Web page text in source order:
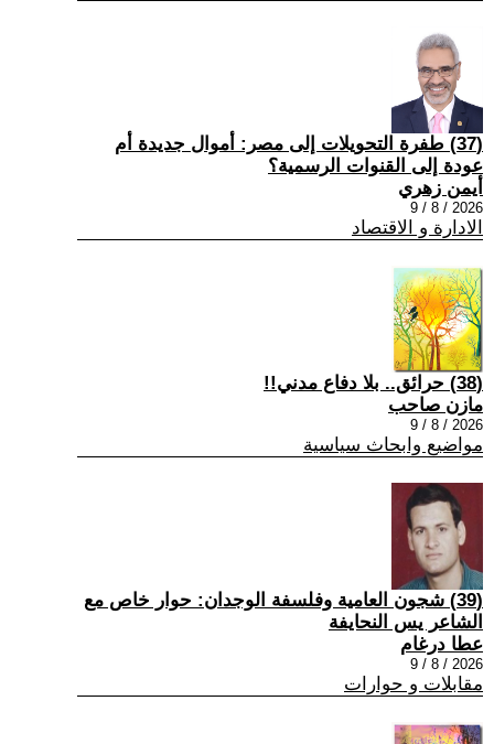
(37) طفرة التحويلات إلى مصر: أموال جديدة أم
عودة إلى القنوات الرسمية؟
أيمن زهري
2026 / 8 / 9
الادارة و الاقتصاد
(38) حرائق.. بلا دفاع مدني!!
مازن صاحب
2026 / 8 / 9
مواضيع وابحاث سياسية
(39) شجون العامية وفلسفة الوجدان: حوار خاص مع
الشاعر يس النحايفة
عطا درغام
2026 / 8 / 9
مقابلات و حوارات